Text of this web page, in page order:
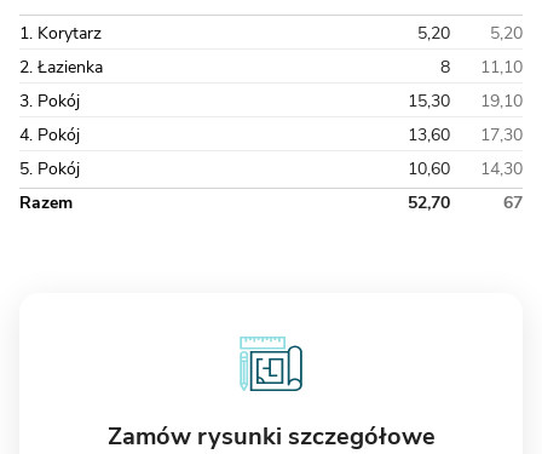
1. Korytarz
5,20
5,20
2. Łazienka
8
11,10
3. Pokój
15,30
19,10
4. Pokój
13,60
17,30
5. Pokój
10,60
14,30
Razem
52,70 67
Zamów rysunki szczegółowe